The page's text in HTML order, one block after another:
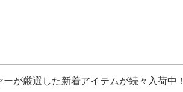
が厳選した新着アイテムが続々入荷中！